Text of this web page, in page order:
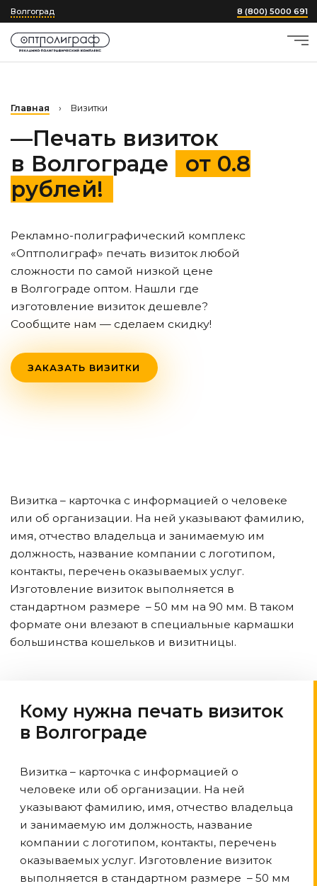
Волгоград 8 (800) 5000 691
Главная › Визитки
—Печать визиток
в Волгограде
от 0.8
рублей!
Рекламно-полиграфический комплекс
«Оптполиграф» печать визиток любой
сложности по самой низкой цене
в Волгограде оптом. Нашли где
изготовление визиток дешевле?
Сообщите нам — сделаем скидку!
ЗАКАЗАТЬ ВИЗИТКИ
Визитка – карточка с информацией о человеке
или об организации. На ней указывают фамилию,
имя, отчество владельца и занимаемую им
должность, название компании с логотипом,
контакты, перечень оказываемых услуг.
Изготовление визиток выполняется в
стандартном размере – 50 мм на 90 мм. В таком
формате они влезают в специальные кармашки
большинства кошельков и визитницы.
Кому нужна печать визиток
в Волгограде
Визитка – карточка с информацией о
человеке или об организации. На ней
указывают фамилию, имя, отчество владельца
и занимаемую им должность, название
компании с логотипом, контакты, перечень
оказываемых услуг. Изготовление визиток
выполняется в стандартном размере – 50 мм